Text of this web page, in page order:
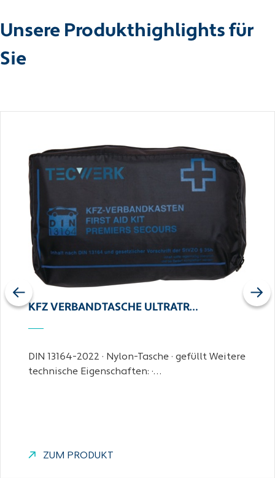
Unsere Produkthighlights für
Sie
KFZ VERBANDTASCHE ULTRATR…
DIN 13164-2022 · Nylon-Tasche · gefüllt Weitere
technische Eigenschaften: ·…
ZUM PRODUKT
Previous Next